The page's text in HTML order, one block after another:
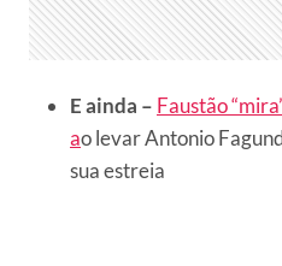
E ainda – Faustão
ao levar Antonio
sua estreia